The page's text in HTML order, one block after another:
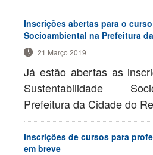
Inscrições abertas para o
Socioambiental na Prefeitura
21 Março 2019
Já estão abertas as
Sustentabilidade
Prefeitura da Cidade do
Inscrições de cursos para
em breve